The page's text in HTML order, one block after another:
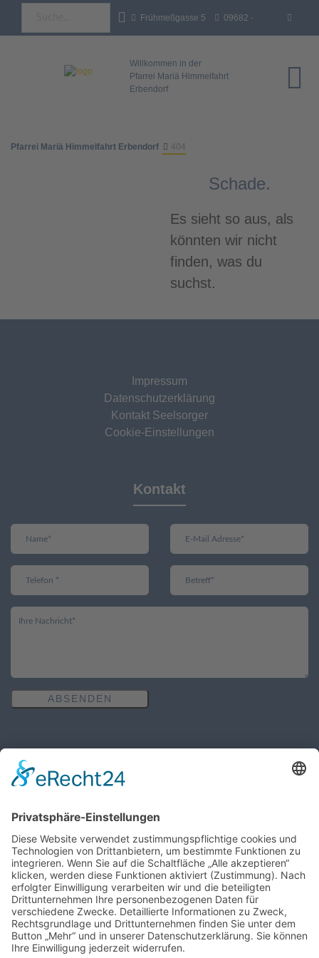
Frühmeßgasse 5 09682 -
erbendorf.de
Willkommen in der
Pfarrei Mariä Himmelfahrt
Erbendorf
Pfarrei Mariä Himmelfahrt Erbendorf 404
Schade.
Es sieht so aus, als
könnten wir nicht
finden, was du
suchst.
Impressum
Datenschutzerklärung
Kontakt Seelsorger
Cookie-Einstellungen
Kontakt
ABSENDEN
MO, MI, FR: 8:30 Uhr - 10:30 Uhr
Wir benötigen Ihre Zustimmung,
um den Google Maps-Service zu
laden!
Wir verwenden einen Service eines